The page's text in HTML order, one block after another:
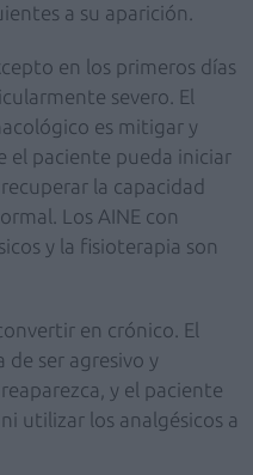
a su aparición.
en los primeros días
severo. El
es mitigar y
el paciente pueda iniciar
la capacidad
Los AINE con
y la fisioterapia son
en crónico. El
ser agresivo y
y el paciente
utilizar los analgésicos a